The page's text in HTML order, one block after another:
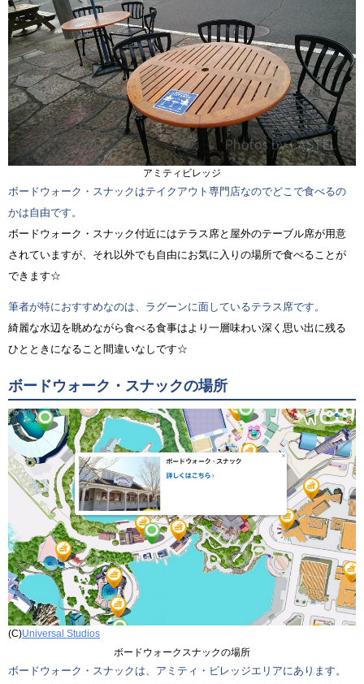
アミティビレッジ
ボードウォーク・スナックはテイクアウト専門店なのでどこで食べるの
かは自由です。
ボードウォーク・スナック付近にはテラス席と屋外のテーブル席が用意
されていますが、それ以外でも自由にお気に入りの場所で食べることが
できます☆
筆者が特におすすめなのは、ラグーンに面しているテラス席です。
綺麗な水辺を眺めながら食べる食事はより一層味わい深く思い出に残る
ひとときになること間違いなしです☆
ボードウォーク・スナックの場所
(C)Universal Studios
ボードウォークスナックの場所
ボードウォーク・スナックは、アミティ・ビレッジエリアにあります。